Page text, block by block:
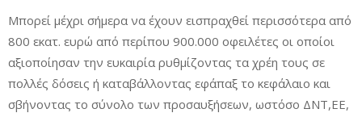
Μπορεί μέχρι σήμερα να έχουν εισπραχθεί περισσότερα από
800 εκατ. ευρώ από περίπου 900.000 οφειλέτες οι οποίοι
αξιοποίησαν την ευκαιρία ρυθμίζοντας τα χρέη τους σε
πολλές δόσεις ή καταβάλλοντας εφάπαξ το κεφάλαιο και
σβήνοντας το σύνολο των προσαυξήσεων, ωστόσο ΔΝΤ,ΕΕ,